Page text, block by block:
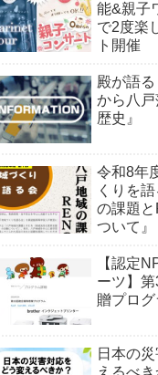
能&親子
で2度楽
ト開催
殿が語
から八
歴史』
令和8年
くりを
の課題
ついて』
【認定
ーツ】
贈プログ
日本の